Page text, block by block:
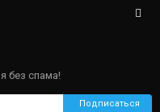
без спама!